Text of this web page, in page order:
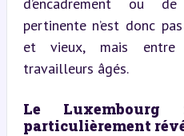
pertinente n’est donc
et vieux, mais
travailleurs âgés.
Le
particulièrement